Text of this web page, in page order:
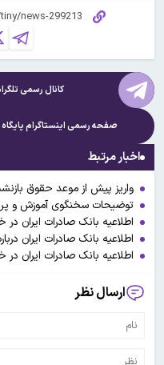
کانال رسمی
صفحه رسمی اینستاگرام
اخبار مرتبط
واریز پیش از موعد حقوق
توضیحات سخنگوی آموزش و
اطلاعیه بانک صادرات ایران
اطلاعیه بانک صادرات ایران
اطلاعیه بانک صادرات ایران
ارسال نظر